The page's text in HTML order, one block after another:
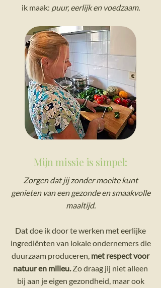
ik maak: puur, eerlijk en voedzaam.
Mijn missie is simpel:
Zorgen dat jij zonder moeite kunt
genieten van een gezonde en smaakvolle
maaltijd.
Dat doe ik door te werken met eerlijke
ingrediënten van lokale ondernemers die
duurzaam produceren, met respect voor
natuur en milieu.Zo draag jij niet alleen
bij aan je eigen gezondheid, maar ook